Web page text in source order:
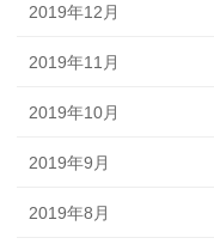
2019年12月
2019年11月
2019年10月
2019年9月
2019年8月